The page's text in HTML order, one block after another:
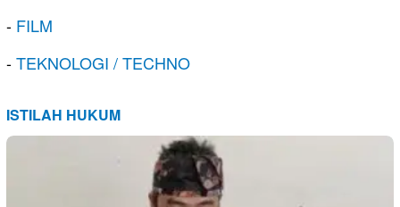
- FILM
-TEKNOLOGI / TECHNO
ISTILAH HUKUM